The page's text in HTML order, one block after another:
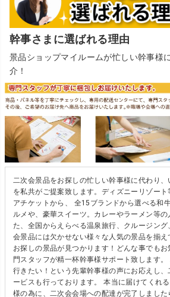
幹事さまに選ばれる理由
景品ショップマイルームが忙しい幹事様
介！
二次会景品をお探しの忙しい幹事様に代わり
を私共がご提案致します。ディズニーリゾー
アチケットから、 全15ブランドから選べる和
ルメや、豪華スイーツ。カレーやラーメン等の
た、全国からえらべる温泉旅行、クルージン
会景品には欠かせない様々な人気の景品を揃え
お探しの景品が見つかります！どんな事でも
門スタッフが精一杯幹事様サポート致します
行きたい！という先輩幹事様の声にお応えし
ービスも行っております。 本当に届けてくれ
様の為に、二次会会場への配達が完了しまし